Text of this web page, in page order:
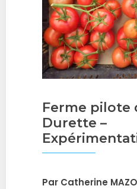
Ferme pilote
Durette –
Par Catherine